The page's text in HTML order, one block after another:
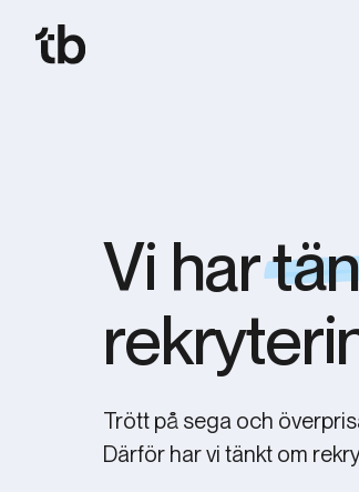
Vi har
Trött på sega och
Därför har vi tänkt om